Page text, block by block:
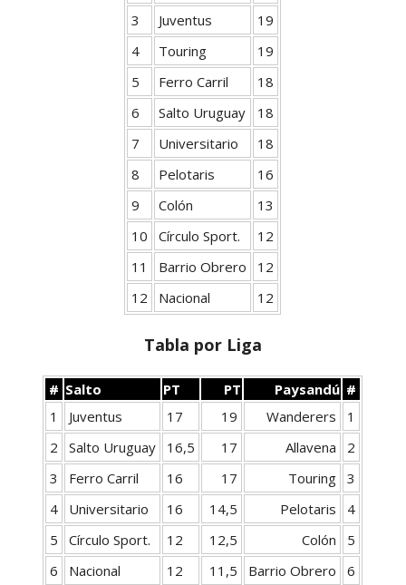
3
Juventus
19
4
Touring
19
5
Ferro Carril
18
6
Salto Uruguay
18
7
Universitario
18
8
Pelotaris
16
9
Colón
13
10
Círculo Sport.
12
11
Barrio Obrero
12
12
Nacional 12
Tabla por Liga
# Salto PT PT Paysandú #
1
Juventus 17 19 Wanderers
1
2
Salto Uruguay 16,5 17 Allavena
2
3
Ferro Carril 16 17 Touring
3
4
Universitario 16 14,5 Pelotaris
4
5
Círculo Sport. 12 12,5 Colón
5
6
Nacional 12 11,5 Barrio Obrero 6